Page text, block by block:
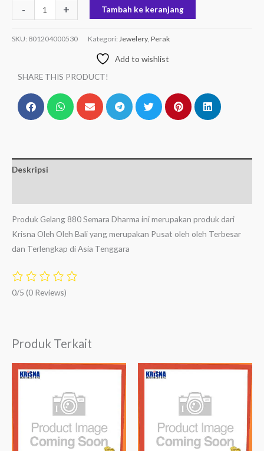
- + Tambah ke keranjang
SKU: 801204000530 Kategori: Jewelery Perak
Add to wishlist
SHARE THIS PRODUCT!
Deskripsi
Produk Gelang 880 Semara Dharma ini merupakan produk dari
Krisna Oleh Oleh Bali yang merupakan Pusat oleh oleh Terbesar
dan Terlengkap di Asia Tenggara
0/5 (0 Reviews)
Produk Terkait